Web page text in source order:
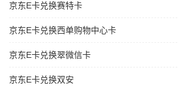
京东E卡兑换赛特卡
京东E卡兑换西单购物中心卡
京东E卡兑换翠微信卡
京东E卡兑换双安